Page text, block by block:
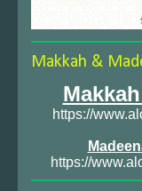
Makkah &
https://
https://